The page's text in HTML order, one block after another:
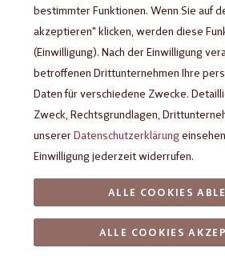
Erleben Sie feinste Schokoladenkunst,
von der authentischen Leidenschaft
Heilemanngeprägt ist. Unsere
liebevoller Handarbeit
nach streng
Diese Kreationen sind fürechte Kenner
gemacht - von Menschen, denen am
bestimmter Funktionen. Wenn Sie auf
akzeptieren" klicken, werden diese
(Einwilligung). Nach der Einwilligung
betroffenen Drittunternehmen Ihre
Daten für verschiedene Zwecke.
Zweck, Rechtsgrundlagen,
unsererDatenschutzerklärung
Einwilligung jederzeit widerrufen.
ALLE COOKIES
ALLE COOKIES